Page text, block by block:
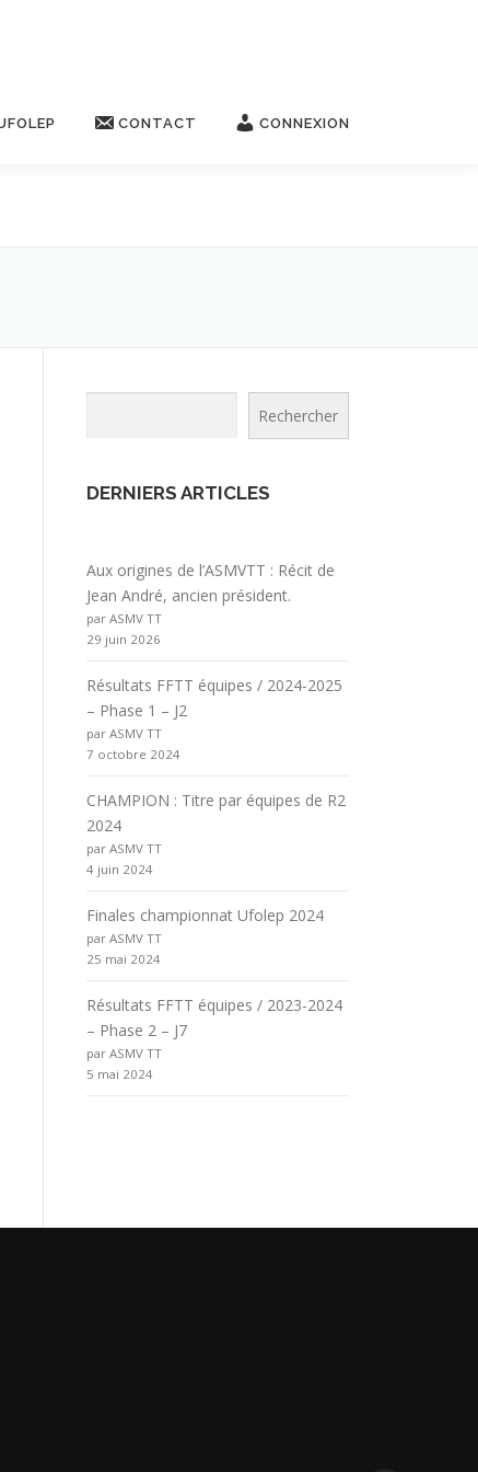
CONTACT CONNEXION
Rechercher
DERNIERS ARTICLES
Aux origines de l’ASMVTT : Récit de
Jean André, ancien président.
par ASMV TT
29 juin 2026
Résultats FFTT équipes / 2024-2025
– Phase 1 – J2
par ASMV TT
7 octobre 2024
CHAMPION : Titre par équipes de R2
2024
par ASMV TT
4 juin 2024
Finales championnat Ufolep 2024
par ASMV TT
25 mai 2024
Résultats FFTT équipes / 2023-2024
– Phase 2 – J7
par ASMV TT
5 mai 2024